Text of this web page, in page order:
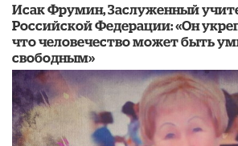
Исак Фрумин, Заслуженный
Российской Федерации: «Он
что человечество может быть
свободным»